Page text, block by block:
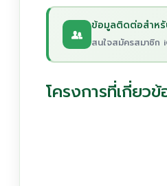
ข้อมูลติดต่อสำหรั
สนใจสมัครสมาชิก
โครงการที่เกี่ยวข้